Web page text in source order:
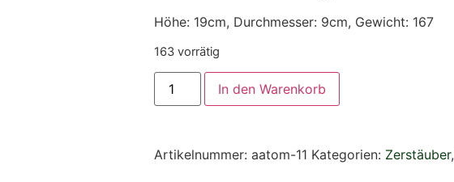
Höhe: 19cm, Durchmesser: 9cm, Gewicht: 167
163 vorrätig
In den Warenkorb
Artikelnummer: aatom-11 Kategorien: Zerstäuber,